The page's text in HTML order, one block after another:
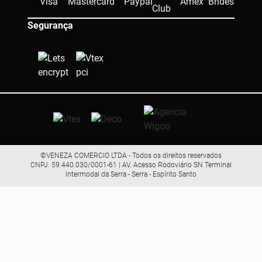
Segurança
©VENEZA COMERCIO LTDA - Todos os direitos reservados
CNPJ: 59.440.030/0001-61 | AV. Acesso Rodoviário SN Terminal
Intermodal da Serra - Serra - Espírito Santo